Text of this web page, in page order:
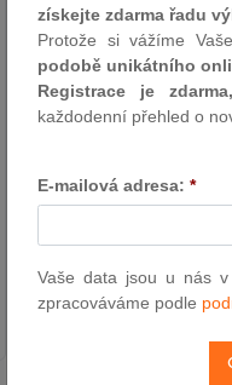
Jménem
Ústavní soud
poslanců
§
získejte zdarma řadu
Protože si vážíme
podobě unikátního
Registrace je
každodenní přehled o
E-mailová adresa: *
Vaše data jsou u nás
zpracováváme podle